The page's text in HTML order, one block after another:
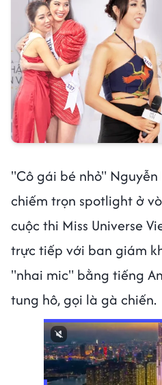
"Cô gái bé nhỏ" Nguyễn
chiếm trọn spotlight ở
cuộc thi Miss Universe
trực tiếp với ban giám
"nhai mic" bằng tiếng
tung hô, gọi là gà chiến.